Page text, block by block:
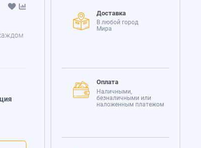
Доставка
В любой город
Мира
Оплата
Наличными,
безналичными или
наложенным платежом